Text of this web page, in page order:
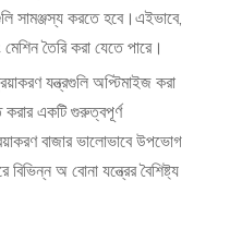
সামঞ্জস্য করতে হবে।এইভাবে,
মেশিন তৈরি করা যেতে পারে।
যন্ত্রগুলি অপ্টিমাইজ করা
একটি গুরুত্বপূর্ণ
বাজার ভালোভাবে উপভোগ
অ বোনা যন্ত্রের বৈশিষ্ট্য